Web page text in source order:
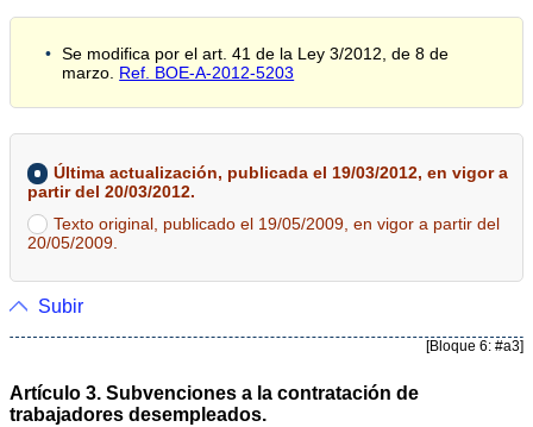
Se modifica por el art. 41 de la Ley 3/2012, de 8 de
marzo. Ref. BOE-A-2012-5203
Última actualización, publicada el 19/03/2012, en vigor a
partir del 20/03/2012.
Texto original, publicado el 19/05/2009, en vigor a partir del
20/05/2009.
Subir
[Bloque 6: #a3]
Artículo 3. Subvenciones a la contratación de
trabajadores desempleados.